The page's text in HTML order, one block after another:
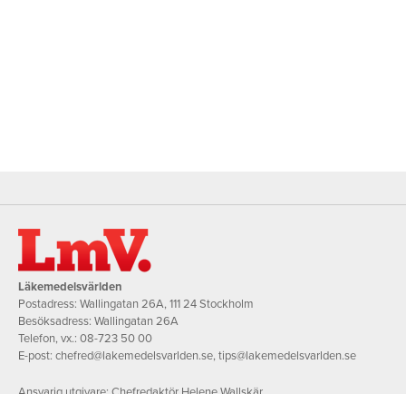
Läkemedelsvärlden
Postadress: Wallingatan 26A, 111 24 Stockholm
Besöksadress: Wallingatan 26A
Telefon, vx.: 08-723 50 00
E-post: chefred@lakemedelsvarlden.se,tips@lakemedelsvarlden.se